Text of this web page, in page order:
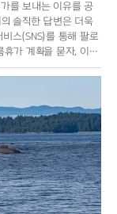
를 보내는 이유를 공
솔직한 답변은 더욱
스(SNS)를 통해 팔로
가 계획을 묻자, 이솔